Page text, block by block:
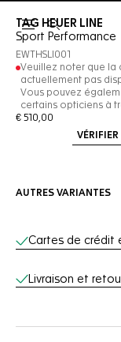
Ouvrir la
TAG HEUER LINE
Sport Performance
EWTHSLI001
Veuillez noter que la
actuellement pas
Vous pouvez
certains opticiens à
€ 510,00
AUTRES VARIANTES
Services
Cartes de crédit
Livraison et